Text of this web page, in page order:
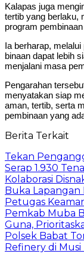
Kalapas juga
tertib yang berlaku,
program
Ia berharap,
binaan dapat lebih
menjalani masa
Pengarahan
menyatakan siap
aman, tertib, serta
pembinaan yang
Berita Terkait
Tekan
Serap 1.930
Kolaborasi
Buka Lapangan
Petugas
Pemkab Muba
Guna,
Polsek Babat
Refinery di Musi